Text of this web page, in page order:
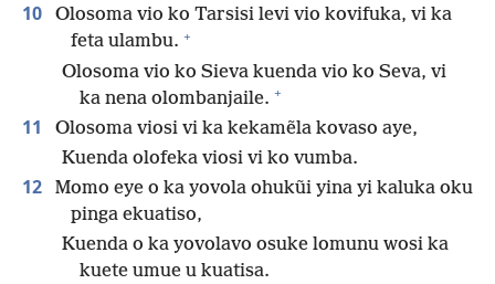
10
Olosoma vio ko Tarsisi levi vio kovifuka, vi ka
feta ulambu. +
Olosoma vio ko Sieva kuenda vio ko Seva, vi
ka nena olombanjaile. +
11
Olosoma viosi vi ka kekamẽla kovaso aye,
Kuenda olofeka viosi vi ko vumba.
12
Momo eye o ka yovola ohukũi yina yi kaluka oku
pinga ekuatiso,
Kuenda o ka yovolavo osuke lomunu wosi ka
kuete umue u kuatisa.